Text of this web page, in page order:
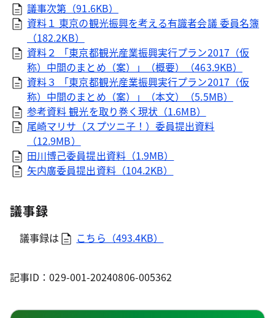
議事次第（91.6KB）
資料１ 東京の観光振興を考える有識者会議 委員名簿
（182.2KB）
資料２ 「東京都観光産業振興実行プラン2017（仮
称）中間のまとめ（案）」（概要）（463.9KB）
資料３ 「東京都観光産業振興実行プラン2017（仮
称）中間のまとめ（案）」（本文）（5.5MB）
参考資料 観光を取り巻く現状（1.6MB）
尾崎マリサ（スプツニ子！）委員提出資料
（12.9MB）
田川博己委員提出資料（1.9MB）
矢内廣委員提出資料（104.2KB）
議事録
議事録は こちら（493.4KB）
記事ID：029-001-20240806-005362